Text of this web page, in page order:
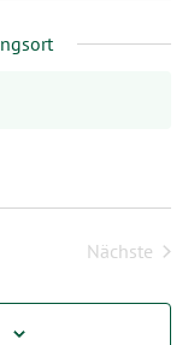
Nächste